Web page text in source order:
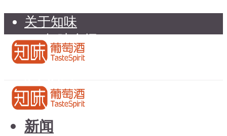
关于知味
知味介绍
知味专家顾问委员会
联系我们
知味荐酒
新闻